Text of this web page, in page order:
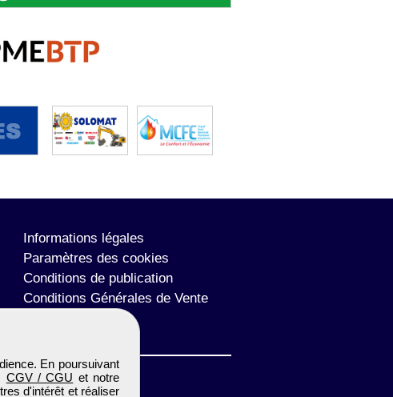
En poursuivant
CGV / CGU et notre
d'intérêt et réaliser
Informations légales
Paramètres des cookies
Conditions de publication
Conditions Générales de Vente